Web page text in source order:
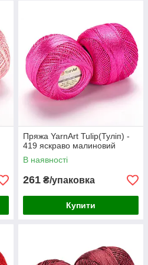
Пряжа YarnАrt Tulip(Туліп) -
419 яскраво малиновий
В наявності
261 ₴/упаковка
Купити